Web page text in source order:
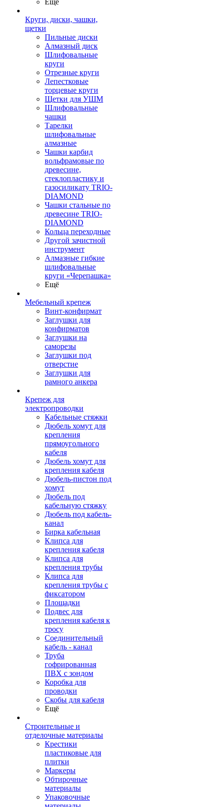
Ещё
Круги, диски, чашки,
щетки
Пильные диски
Алмазный диск
Шлифовальные
круги
Отрезные круги
Лепестковые
торцевые круги
Щетки для УШМ
Шлифовальные
чашки
Тарелки
шлифовальные
алмазные
Чашки карбид
вольфрамовые по
древесине,
стеклопластику и
газосиликату TRIO-
DIAMOND
Чашки стальные по
древесине TRIO-
DIAMOND
Кольца переходные
Другой зачистной
инструмент
Алмазные гибкие
шлифовальные
круги «Черепашка»
Ещё
Мебельный крепеж
Винт-конфирмат
Заглушки для
конфирматов
Заглушки на
саморезы
Заглушки под
отверстие
Заглушки для
рамного анкера
Крепеж для
электропроводки
Кабельные стяжки
Дюбель хомут для
крепления
прямоугольного
кабеля
Дюбель хомут для
крепления кабеля
Дюбель-пистон под
хомут
Дюбель под
кабельную стяжку
Дюбель под кабель-
канал
Бирка кабельная
Клипса для
крепления кабеля
Клипса для
крепления трубы
Клипса для
крепления трубы с
фиксатором
Площадки
Подвес для
крепления кабеля к
тросу
Соединительный
кабель - канал
Труба
гофрированная
ПВХ с зондом
Коробка для
проводки
Скобы для кабеля
Ещё
Строительные и
отделочные материалы
Крестики
пластиковые для
плитки
Маркеры
Обтирочные
материалы
Упаковочные